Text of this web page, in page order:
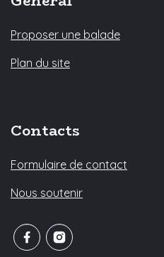
Proposer une balade
Plan du site
Contacts
Formulaire de contact
Nous soutenir